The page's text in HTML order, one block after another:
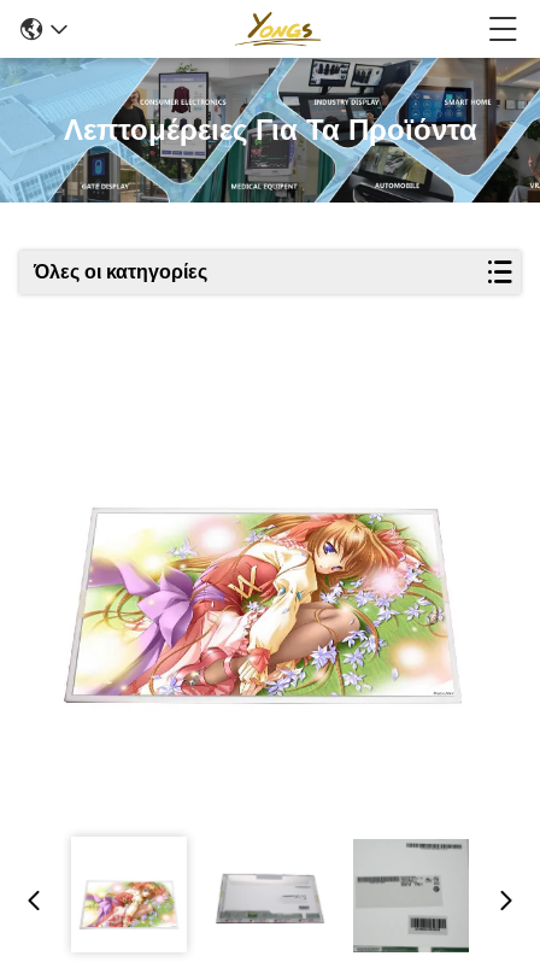
Λεπτομέρειες Για Τα Προϊόντα
Όλες οι κατηγορίες